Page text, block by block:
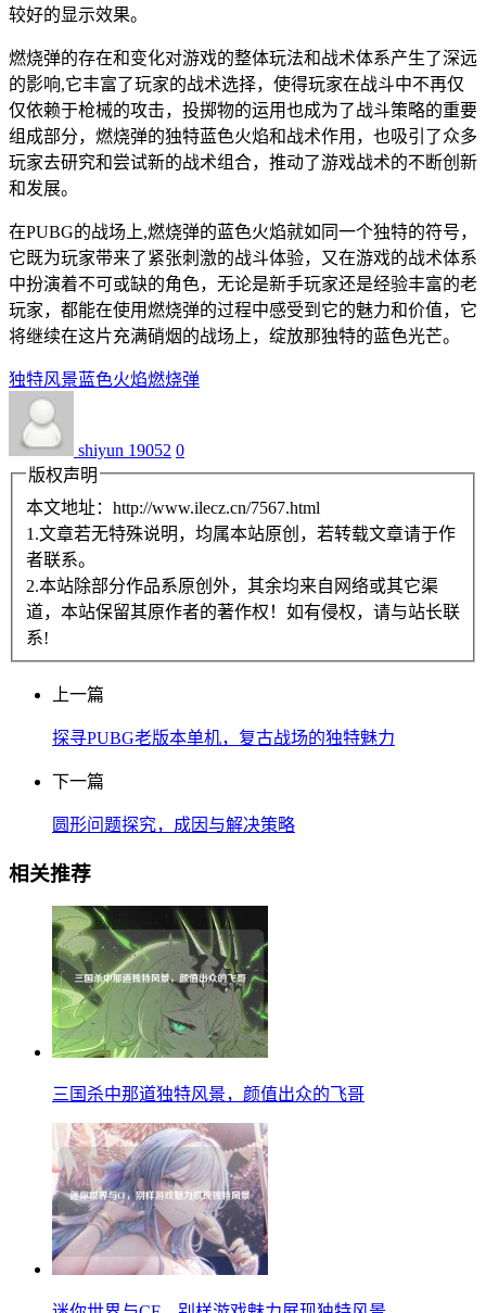
较好的显示效果。
燃烧弹的存在和变化对游戏的整体玩法和战术体系产生了深远
的影响,它丰富了玩家的战术选择，使得玩家在战斗中不再仅
仅依赖于枪械的攻击，投掷物的运用也成为了战斗策略的重要
组成部分，燃烧弹的独特蓝色火焰和战术作用，也吸引了众多
玩家去研究和尝试新的战术组合，推动了游戏战术的不断创新
和发展。
在PUBG的战场上,燃烧弹的蓝色火焰就如同一个独特的符号，
它既为玩家带来了紧张刺激的战斗体验，又在游戏的战术体系
中扮演着不可或缺的角色，无论是新手玩家还是经验丰富的老
玩家，都能在使用燃烧弹的过程中感受到它的魅力和价值，它
将继续在这片充满硝烟的战场上，绽放那独特的蓝色光芒。
独特风景蓝色火焰燃烧弹
shiyun 19052 0
版权声明
本文地址：http://www.ilecz.cn/7567.html
1.文章若无特殊说明，均属本站原创，若转载文章请于作
者联系。
2.本站除部分作品系原创外，其余均来自网络或其它渠
道，本站保留其原作者的著作权！如有侵权，请与站长联
系!
上一篇
探寻PUBG老版本单机，复古战场的独特魅力
下一篇
圆形问题探究，成因与解决策略
相关推荐
三国杀中那道独特风景，颜值出众的飞哥